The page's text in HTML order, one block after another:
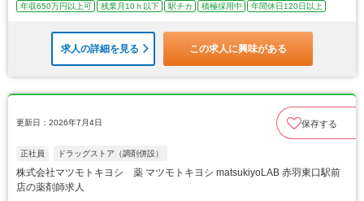
年収650万円以上可 残業月10ｈ以下 駅チカ 積極採用中 年間休日120日以上
求人の詳細を見る この求人に興味がある
更新日：2026年7月4日 保存する
正社員 ドラッグストア（調剤併設）
株式会社マツモトキヨシ 薬 マツモトキヨシ matsukiyoLAB 赤羽東口駅前
店の薬剤師求人